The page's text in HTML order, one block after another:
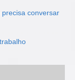
conversar